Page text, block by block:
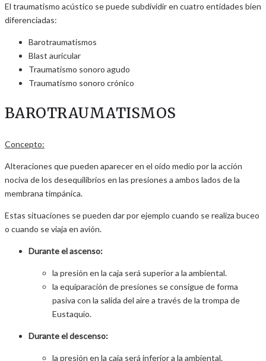
El traumatismo acústico se puede subdividir en cuatro entidades bien
diferenciadas:
Barotraumatismos
Blast auricular
Traumatismo sonoro agudo
Traumatismo sonoro crónico
BAROTRAUMATISMOS
Concepto:
Alteraciones que pueden aparecer en el oído medio por la acción
nociva de los desequilibrios en las presiones a ambos lados de la
membrana timpánica.
Estas situaciones se pueden dar por ejemplo cuando se realiza buceo
o cuando se viaja en avión.
Durante el ascenso:
la presión en la caja será superior a la ambiental.
la equiparación de presiones se consigue de forma
pasiva con la salida del aire a través de la trompa de
Eustaquio.
Durante el descenso:
la presión en la caja será inferior a la ambiental.